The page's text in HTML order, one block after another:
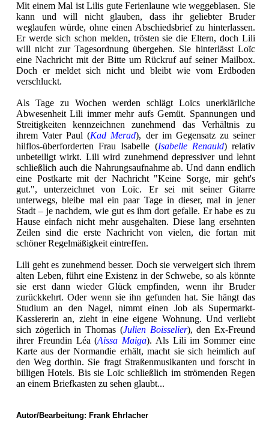
Mit einem Mal ist Lilis gute Ferienlaune wie weggeblasen. Sie
kann und will nicht glauben, dass ihr geliebter Bruder
weglaufen würde, ohne einen Abschiedsbrief zu hinterlassen.
Er werde sich schon melden, trösten sie die Eltern, doch Lili
will nicht zur Tagesordnung übergehen. Sie hinterlässt Loïc
eine Nachricht mit der Bitte um Rückruf auf seiner Mailbox.
Doch er meldet sich nicht und bleibt wie vom Erdboden
verschluckt.
Als Tage zu Wochen werden schlägt Loïcs unerklärliche
Abwesenheit Lili immer mehr aufs Gemüt. Spannungen und
Streitigkeiten kennzeichnen zunehmend das Verhältnis zu
ihrem Vater Paul (Kad Merad), der im Gegensatz zu seiner
hilflos-überforderten Frau Isabelle (Isabelle Renauld) relativ
unbeteiligt wirkt. Lili wird zunehmend depressiver und lehnt
schließlich auch die Nahrungsaufnahme ab. Und dann endlich
eine Postkarte mit der Nachricht "Keine Sorge, mir geht's
gut.", unterzeichnet von Loïc. Er sei mit seiner Gitarre
unterwegs, bleibe mal ein paar Tage in dieser, mal in jener
Stadt – je nachdem, wie gut es ihm dort gefalle. Er habe es zu
Hause einfach nicht mehr ausgehalten. Diese lang ersehnten
Zeilen sind die erste Nachricht von vielen, die fortan mit
schöner Regelmäßigkeit eintreffen.
Lili geht es zunehmend besser. Doch sie verweigert sich ihrem
alten Leben, führt eine Existenz in der Schwebe, so als könnte
sie erst dann wieder Glück empfinden, wenn ihr Bruder
zurückkehrt. Oder wenn sie ihn gefunden hat. Sie hängt das
Studium an den Nagel, nimmt einen Job als Supermarkt-
Kassiererin an, zieht in eine eigene Wohnung. Und verliebt
sich zögerlich in Thomas (Julien Boisselier), den Ex-Freund
ihrer Freundin Léa (Aissa Maiga). Als Lili im Sommer eine
Karte aus der Normandie erhält, macht sie sich heimlich auf
den Weg dorthin. Sie fragt Straßenmusikanten und forscht in
billigen Hotels. Bis sie Loïc schließlich im strömenden Regen
an einem Briefkasten zu sehen glaubt...
Autor/Bearbeitung: Frank Ehrlacher